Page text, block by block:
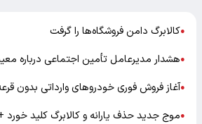
●کالابرگ دامن فروشگاه‌ها را گرفت
●هشدار مدیرعامل تأمین اجتماعی درباره
●آغاز فروش فوری خودروهای وارداتی بدون
●موج جدید حذف یارانه و کالابرگ کلید خورد